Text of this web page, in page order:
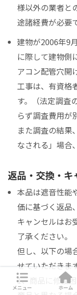
様以外の業者と
途諸経費が必要
建物が2006年9
に際して建物側
アコン配管穴開
工事は、有資格
す。（法定調査
らず調査費用が
また調査の結果
なされる」場合
返品・交換・キ
本品は遮音性能
価に基づく返品
キャンセルはお
了承ください。
但し、以下の場
せていただきま
1、商品に修復
メニュー ホーム